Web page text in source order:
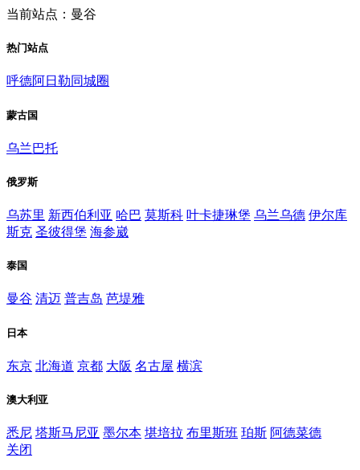
当前站点：曼谷
热门站点
呼德阿日勒同城圈
蒙古国
乌兰巴托
俄罗斯
乌苏里 新西伯利亚 哈巴 莫斯科 叶卡捷琳堡 乌兰乌德 伊尔库
斯克 圣彼得堡 海参崴
泰国
曼谷 清迈 普吉岛 芭堤雅
日本
东京 北海道 京都 大阪 名古屋 横滨
澳大利亚
悉尼 塔斯马尼亚 墨尔本 堪培拉 布里斯班 珀斯 阿德菜德
关闭